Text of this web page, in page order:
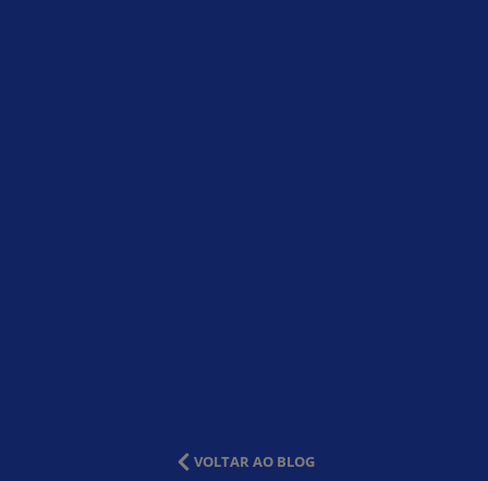
VOLTAR AO BLOG